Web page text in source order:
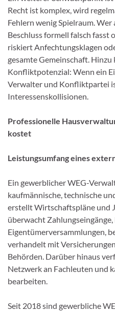
Recht ist komplex, wird
Fehlern wenig Spielraum.
Beschluss formell falsch fasst
riskiert Anfechtungsklagen
gesamte Gemeinschaft. Hinzu
Konfliktpotenzial: Wenn ein
Verwalter und Konfliktpartei
Interessenskollisionen.
Professionelle
kostet
Leistungsumfang eines
Ein gewerblicher WEG-
kaufmännische, technische
erstellt Wirtschaftspläne und
überwacht
Eigentümerversammlungen,
verhandelt mit
Behörden. Darüber hinaus
Netzwerk an Fachleuten und
bearbeiten.
Seit 2018 sind gewerbliche